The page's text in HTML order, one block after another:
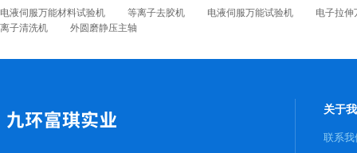
电液伺服万能材料试验机 等离子去胶机 电液伺服万能试验机
电子拉伸
离子清洗机
外圆磨静压主轴
关于
联系我